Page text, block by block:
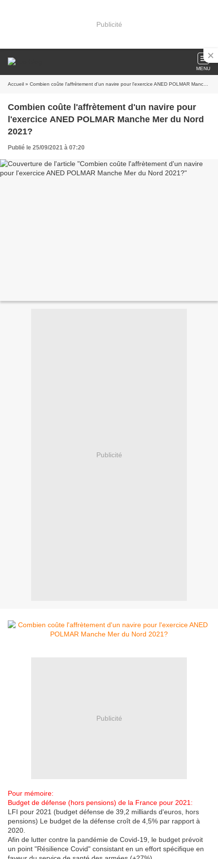
Publicité
MENU
Accueil » Combien coûte l'affrètement d'un navire pour l'exercice ANED POLMAR Manche Mer du Nord 2021?
Combien coûte l'affrètement d'un navire pour
l'exercice ANED POLMAR Manche Mer du Nord
2021?
Publié le 25/09/2021 à 07:20
Publicité
Publicité
Pour mémoire:
Budget de défense (hors pensions) de la France pour 2021:
LFI pour 2021 (budget défense de 39,2 milliards d'euros, hors
pensions) Le budget de la défense croît de 4,5% par rapport à
2020.
Afin de lutter contre la pandémie de Covid-19, le budget prévoit
un point "Résilience Covid" consistant en un effort spécifique en